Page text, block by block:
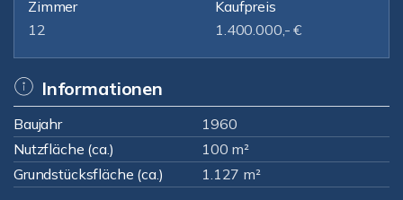
Zimmer
12
Kaufpreis
1.400.000,- €
Informationen
Baujahr
1960
Nutzfläche (ca.)
100 m²
Grundstücksfläche (ca.)
1.127 m²